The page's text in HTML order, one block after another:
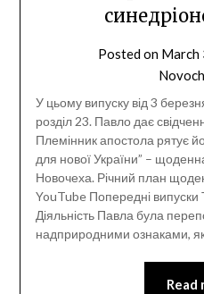
Posted on March
У цьому випуску від 3
розділ 23. Павло дає
Племінник апостола рятує
для нової України” –
Новочеха. Річний план
YouTube Попередні випуски
Діяльність Павла була
надприродними ознаками,
Read